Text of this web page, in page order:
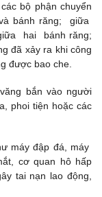
bộ phận chuyển
bánh răng; giữa
hai bánh răng;
đã xảy ra khi công
được bao che.
bắn vào người
phoi tiện hoặc các
máy đập đá, máy
cơ quan hô hấp
tai nạn lao động,